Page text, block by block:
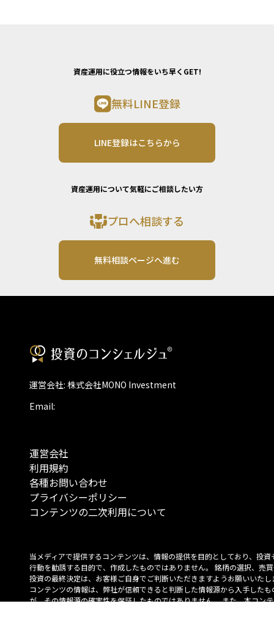
資産運用に役立つ情報をいち早くGET!
無料LINE登録
LINE登録はこちらから
資産運用について気軽にご相談したい方
プロへ相談する
無料相談ページへ進む
運営会社: 株式会社MONO Investment
Email:
運営会社
利用規約
各種お問い合わせ
プライバシーポリシー
コンテンツの二次利用について
当メディアで提供するコンテンツは、情報の提供を目的としており、投資
行動を勧誘する目的で、作成したものではありません。 銘柄の選択、売
投資の最終決定は、お客様ご自身でご判断いただきますようお願いいたし
コンテンツの情報は、弊社が信頼できると判断した情報源から入手したも
が、その情報源の確実性を保証したものではありません。 また、本コン